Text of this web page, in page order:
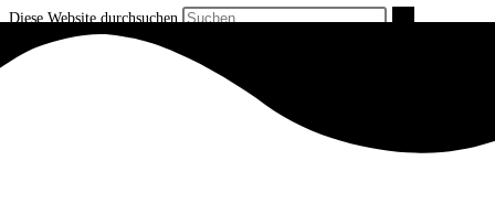
Diese Website durchsuchen